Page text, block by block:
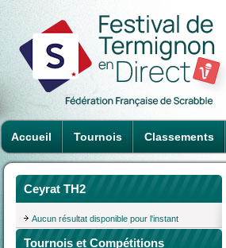
Accueil Tournois Classements
Ceyrat TH2
Aucun résultat disponible pour l'instant
Tournois et Compétitions